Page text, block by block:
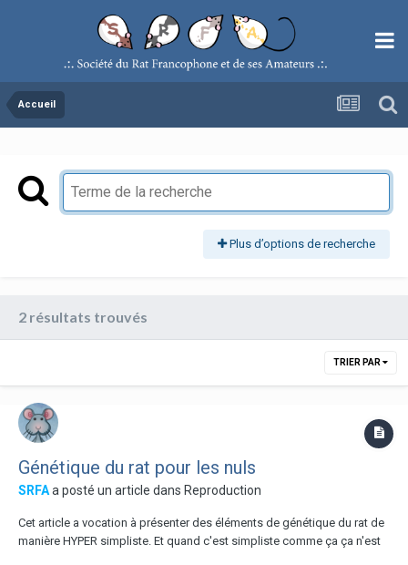
Accueil
Plus d’options de recherche
2 résultats trouvés
TRIER PAR
Génétique du rat pour les nuls
SRFAa posté un article dans Reproduction
Cet article a vocation à présenter des éléments de génétique du rat de
manière HYPER simpliste. Et quand c'est simpliste comme ça ça n'est